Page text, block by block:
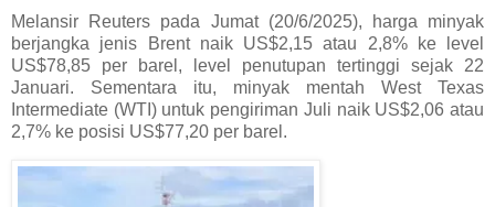
Melansir Reuters pada Jumat (20/6/2025), harga minyak
berjangka jenis Brent naik US$2,15 atau 2,8% ke level
US$78,85 per barel, level penutupan tertinggi sejak 22
Januari. Sementara itu, minyak mentah West Texas
Intermediate (WTI) untuk pengiriman Juli naik US$2,06 atau
2,7% ke posisi US$77,20 per barel.